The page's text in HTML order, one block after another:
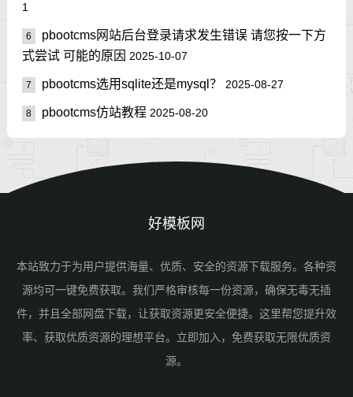
1
6
pbootcms网站后台登录请求发生错误 请您按一下方
式尝试 可能的原因 2025-10-07
7 pbootcms选用sqlite还是mysql？ 2025-08-27
8 pbootcms仿站教程 2025-08-20
好模板网
本站致力于为用户提供海量、优质、安全的资源下载服务。各种资
源均可一键免费获取。我们严格审核每一份资源，确保无毒无插
件，并且全部网盘下载，让获取资源更安全便捷。这里帮您提升效
率、获取优质资源的理想平台。立即加入，免费获取无限优质资
源。